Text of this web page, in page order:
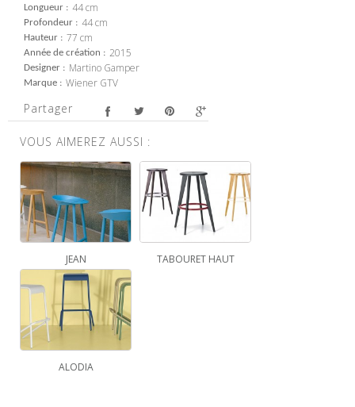
Longueur 44 cm
Profondeur 44 cm
Hauteur 77 cm
Année de création 2015
Designer Martino Gamper
Marque Wiener GTV
Partager
VOUS AIMEREZ AUSSI :
JEAN TABOURET HAUT
ALODIA